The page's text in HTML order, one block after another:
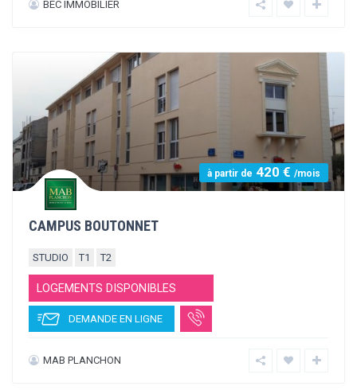
à partir de 420 €/mois
CAMPUS PAUL VALÉRY
STUDIO T1
DEMANDE EN LIGNE
MAB PLANCHON